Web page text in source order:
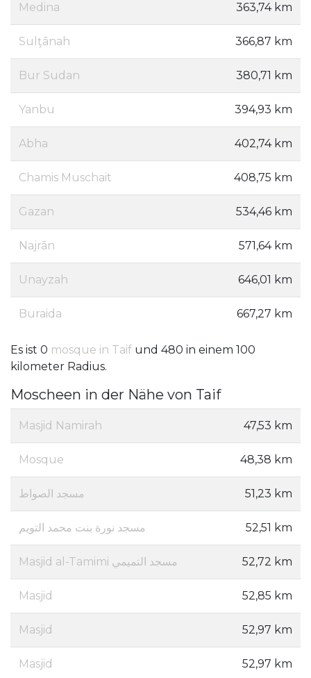
Medina 363,74 km
Sulţānah 366,87 km
Bur Sudan 380,71 km
Yanbu 394,93 km
Abha 402,74 km
Chamis Muschait 408,75 km
Gazan 534,46 km
Najrān 571,64 km
Unayzah 646,01 km
Buraida 667,27 km
Es ist 0 mosque in Taif und 480 in einem 100
kilometer Radius.
Moscheen in der Nähe von Taif
Masjid Namirah 47,53 km
Mosque 48,38 km
مسجد الصواط 51,23 km
مسجد نورة بنت محمد التويم 52,51 km
Masjid al-Tamimi مسجد التميمي 52,72 km
Masjid 52,85 km
Masjid 52,97 km
Masjid 52,97 km